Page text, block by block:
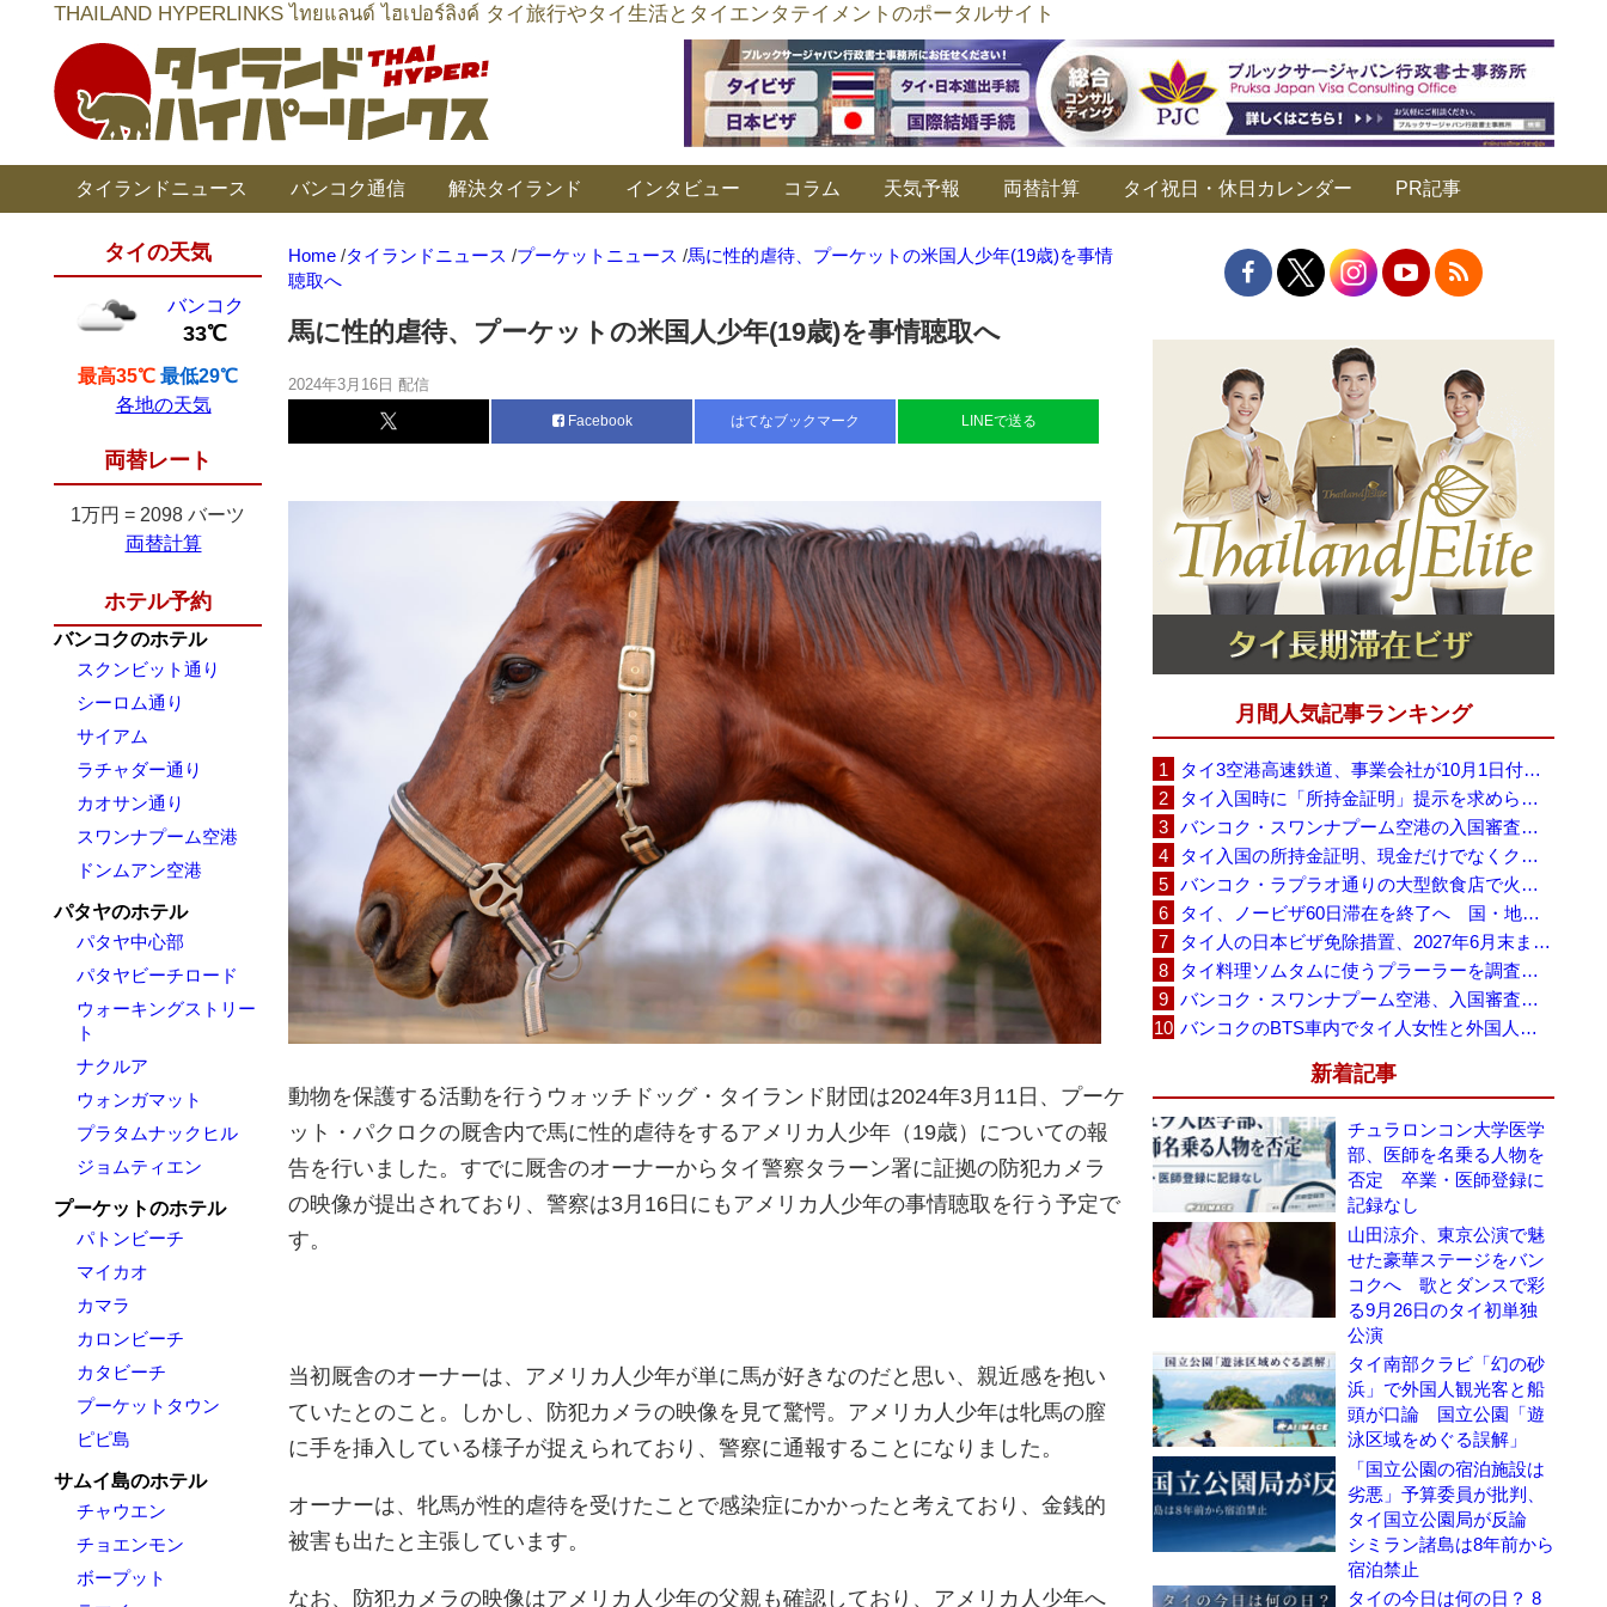
THAILAND HYPERLINKS ไทยแลนด์ ไฮเปอร์ลิงค์ タイ旅行やタイ生活とタイエンタテイメントのポータルサイト
タイランドニュース バンコク通信 解決タイランド インタビュー コラム 天気予報 両替計算 タイ祝日・休日カレンダー PR記事
タイの天気
バンコク
33℃
最高35℃ 最低29℃
各地の天気
両替レート
1万円 = 2098 バーツ
両替計算
ホテル予約
バンコクのホテル
スクンビット通り
シーロム通り
サイアム
ラチャダー通り
カオサン通り
スワンナプーム空港
ドンムアン空港
パタヤのホテル
パタヤ中心部
パタヤビーチロード
ウォーキングストリー
ト
ナクルア
ウォンガマット
プラタムナックヒル
ジョムティエン
プーケットのホテル
パトンビーチ
マイカオ
カマラ
カロンビーチ
カタビーチ
プーケットタウン
ピピ島
サムイ島のホテル
チャウエン
チョエンモン
ボープット
Home /タイランドニュース /プーケットニュース /馬に性的虐待、プーケットの米国人少年(19歳)を事情
聴取へ
馬に性的虐待、プーケットの米国人少年(19歳)を事情聴取へ
2024年3月16日 配信
Facebook はてなブックマーク LINEで送る
動物を保護する活動を行うウォッチドッグ・タイランド財団は2024年3月11日、プーケ
ット・パクロクの厩舎内で馬に性的虐待をするアメリカ人少年（19歳）についての報
告を行いました。すでに厩舎のオーナーからタイ警察タラーン署に証拠の防犯カメラ
の映像が提出されており、警察は3月16日にもアメリカ人少年の事情聴取を行う予定で
す。
当初厩舎のオーナーは、アメリカ人少年が単に馬が好きなのだと思い、親近感を抱い
ていたとのこと。しかし、防犯カメラの映像を見て驚愕。アメリカ人少年は牝馬の膣
に手を挿入している様子が捉えられており、警察に通報することになりました。
オーナーは、牝馬が性的虐待を受けたことで感染症にかかったと考えており、金銭的
被害も出たと主張しています。
なお、防犯カメラの映像はアメリカ人少年の父親も確認しており、アメリカ人少年へ
月間人気記事ランキング
タイ3空港高速鉄道、事業会社が10月1日付の契約終了を通知 「現時点での撤退決定ではない」
タイ入国時に「所持金証明」提示を求められる場合も、タイ政府観光庁が外国人旅行者に再周知
バンコク・スワンナプーム空港の入国審査に長蛇の列、SNSで「3～4時間待ち」との投稿が拡散
タイ入国の所持金証明、現金だけでなくクレジットカードや銀行明細も提示可能
バンコク・ラプラオ通りの大型飲食店で火災、27人死亡・多数負傷
タイ、ノービザ60日滞在を終了へ 国・地域別に30日・15日へ再編
タイ人の日本ビザ免除措置、2027年6月末まで延長 不安広がる中でひとまず安堵
タイ料理ソムタムに使うプラーラーを調査へ、大学新入生4,233人が肝吸虫感染
バンコク・スワンナプーム空港、入国審査で2～3時間待ちの時間帯も 審査厳格化と人員不足が影響か
バンコクのBTS車内でタイ人女性と外国人学生グループが口論、騒音めぐる動画が拡散
新着記事
チュラロンコン大学医学
部、医師を名乗る人物を
否定 卒業・医師登録に
記録なし
山田涼介、東京公演で魅
せた豪華ステージをバン
コクへ 歌とダンスで彩
る9月26日のタイ初単独
公演
タイ南部クラビ「幻の砂
浜」で外国人観光客と船
頭が口論 国立公園「遊
泳区域をめぐる誤解」
「国立公園の宿泊施設は
劣悪」予算委員が批判、
タイ国立公園局が反論
シミラン諸島は8年前から
宿泊禁止
タイの今日は何の日？ 8